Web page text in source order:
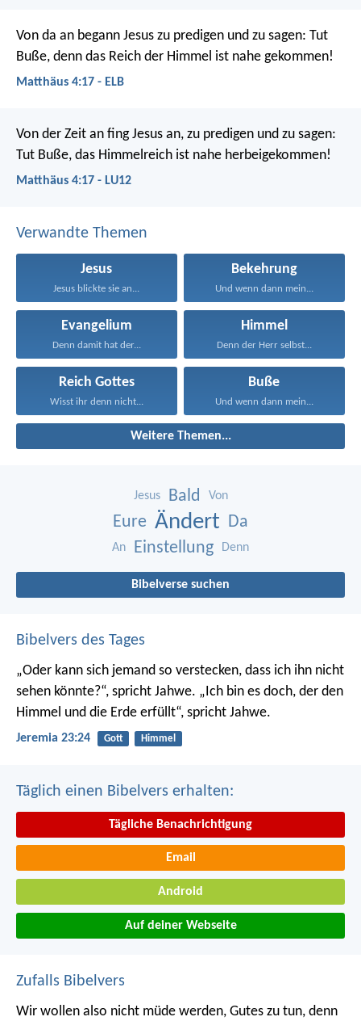
Von da an begann Jesus zu predigen und zu sagen: Tut
Buße, denn das Reich der Himmel ist nahe gekommen!
Matthäus 4:17 - ELB
Von der Zeit an fing Jesus an, zu predigen und zu sagen:
Tut Buße, das Himmelreich ist nahe herbeigekommen!
Matthäus 4:17 - LU12
Verwandte Themen
Jesus
Jesus blickte sie an...
Bekehrung
Und wenn dann mein...
Evangelium
Denn damit hat der...
Himmel
Denn der Herr selbst...
Reich Gottes
Wisst ihr denn nicht...
Buße
Und wenn dann mein...
Weitere Themen...
Jesus Bald Von
Eure Ändert Da
An Einstellung Denn
Bibelverse suchen
Bibelvers des Tages
„Oder kann sich jemand so verstecken, dass ich ihn nicht
sehen könnte?“, spricht Jahwe. „Ich bin es doch, der den
Himmel und die Erde erfüllt“, spricht Jahwe.
Jeremia 23:24 Gott Himmel
Täglich einen Bibelvers erhalten:
Tägliche Benachrichtigung
Email
Android
Auf deiner Webseite
Zufalls Bibelvers
Wir wollen also nicht müde werden, Gutes zu tun, denn